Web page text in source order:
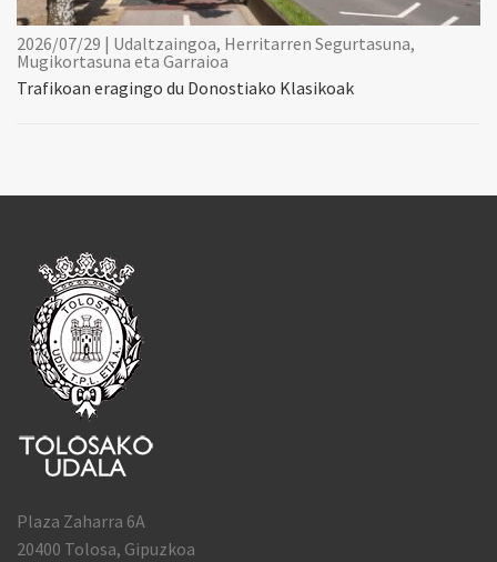
2026/07/29 | Udaltzaingoa, Herritarren Segurtasuna,
Mugikortasuna eta Garraioa
Trafikoan eragingo du Donostiako Klasikoak
Plaza Zaharra 6A
20400 Tolosa, Gipuzkoa